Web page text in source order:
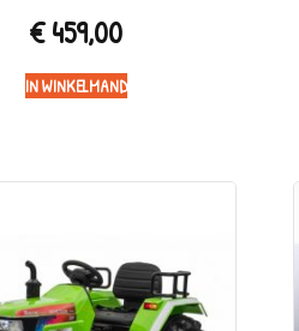
€459,00
IN WINKELMAND